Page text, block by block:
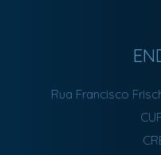
Rua Francisco